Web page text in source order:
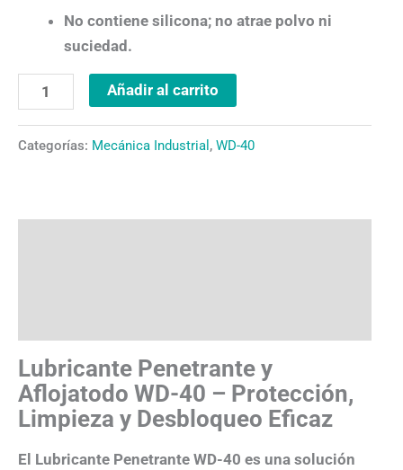
No contiene silicona; no atrae polvo ni
suciedad.
Añadir al carrito
Categorías: Mecánica Industrial , WD-40
Lubricante Penetrante y
Aflojatodo WD-40 – Protección,
Limpieza y Desbloqueo Eficaz
El Lubricante Penetrante WD-40 es una solución